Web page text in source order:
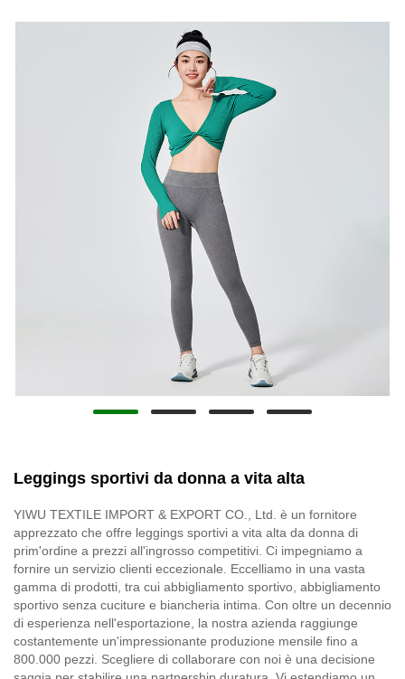
Leggings sportivi da donna a vita alta
YIWU TEXTILE IMPORT & EXPORT CO., Ltd. è un fornitore
apprezzato che offre leggings sportivi a vita alta da donna di
prim'ordine a prezzi all'ingrosso competitivi. Ci impegniamo a
fornire un servizio clienti eccezionale. Eccelliamo in una vasta
gamma di prodotti, tra cui abbigliamento sportivo, abbigliamento
sportivo senza cuciture e biancheria intima. Con oltre un decennio
di esperienza nell'esportazione, la nostra azienda raggiunge
costantemente un'impressionante produzione mensile fino a
800.000 pezzi. Scegliere di collaborare con noi è una decisione